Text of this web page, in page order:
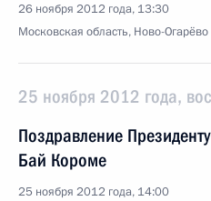
26 ноября 2012 года, 13:30
Московская область, Ново-Огарёво
25 ноября 2012 года,
Поздравление
Бай Короме
25 ноября 2012 года, 14:00